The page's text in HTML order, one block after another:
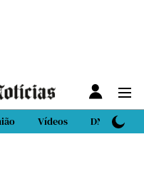
Vídeos DN Sport